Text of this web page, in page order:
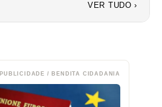
VER TUDO ›
PUBLICIDADE / BENDITA CIDADANIA